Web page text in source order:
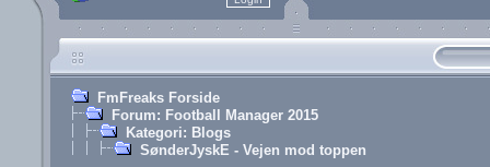
FmFreaks Forside
Forum: Football Manager 2015
Kategori: Blogs
SønderJyskE - Vejen mod toppen